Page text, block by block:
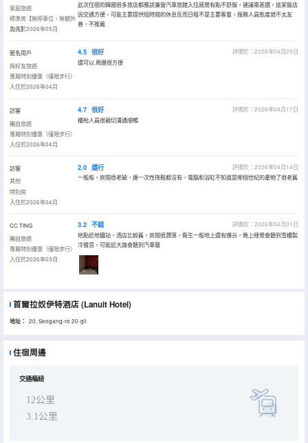
家庭旅遊
標準房【無停車位，無額外
加人】
入住於2026年05月
此次住宿的韓國很多旅店都應該兼營汽車旅館入住感覺有點不舒服，建議需甚選，這家飯店
因交通方便，可能主要提供短時間的休息反而日租不是主要客羣，服務人員態度就不太友
善，不推薦
匿名用戶
與好友旅遊
專屬特別優惠（僅限步行）
入住於2026年04月
4.5 很好
評價於：2026年04月29日
還可以 周邊很方便
訪客
獨自旅遊
專屬特別優惠（僅限步行）
入住於2026年04月
4.7 很好
評價於：2026年04月17日
櫃枱人員很親切溝通順暢
訪客
其他
特別房
入住於2026年04月
2.0 還行
評價於：2026年04月14日
一般般，房間很老破，連一次性拖鞋都沒有，電腦和浴缸不知道是哪個世紀的產物了很老舊
CC TING
獨自旅遊
專屬特別優惠（僅限步行）
入住於2026年03月
3.2 不錯
評價於：2026年04月01日
地點近地鐵站，酒店比較舊，房間很濶落，衞生一般地上還有爆谷，晚上睡覺會聽到雪櫃製
冷聲音，可能近大路會聽到汽車聲
首爾拉奴伊特酒店(Lanuit Hotel)
地址： 20, Seogang-ro 20-gil
住宿周邊
交通樞紐
12公里
3.1公里